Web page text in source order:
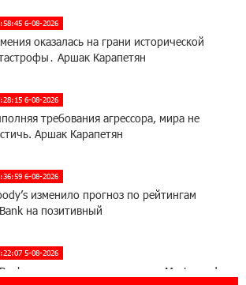
6-08-2026
оказалась на грани исторической
Аршак Карапетян
6-08-2026
требования агрессора, мира не
Аршак Карапетян
6-08-2026
изменило прогноз по рейтингам
на позитивный
5-08-2026
представляет новую карту Mastercard